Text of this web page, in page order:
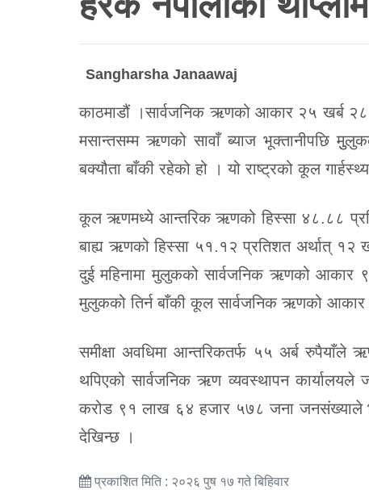
Sangharsha Janaawaj
काठमाडौं ।सार्वजनिक ऋणको आकार २५ खर्ब २८
मसान्तसम्म ऋणको सावाँ ब्याज भूक्तानीपछि
बक्यौता बाँकी रहेको हो । यो राष्ट्रको कूल
कूल ऋणमध्ये आन्तरिक ऋणको हिस्सा ४८.८८
बाह्य ऋणको हिस्सा ५१.१२ प्रतिशत अर्थात्
दुई महिनामा मुलुकको सार्वजनिक ऋणको
मुलुकको तिर्न बाँकी कूल सार्वजनिक ऋणको
समीक्षा अवधिमा आन्तरिकतर्फ ५५ अर्ब
थपिएको सार्वजनिक ऋण व्यवस्थापन
करोड ९१ लाख ६४ हजार ५७८ जना जनसंख्याले
देखिन्छ ।
प्रकाशित मिति : २०२६ पुष १७ गते बिहिवार